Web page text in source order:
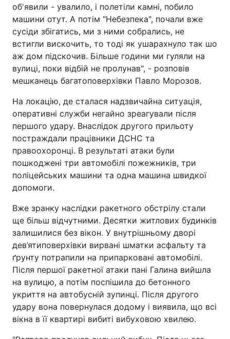
об'явили - увалило, і полетіли камні, побило
машини отут. А потім "Небезпека", почали вже
сусіди збігатись, ми з ними собрались, не
встигли вискочить, то тоді як ушарахнуло так шо
аж дом підскочив. Більше години ми гуляли на
вулиці, поки відбій не пролунав", - розповів
мешканець багатоповерхівки Павло Морозов.
На локацію, де сталася надзвичайна ситуація,
оперативні служби негайно зреагували після
першого удару. Внаслідок другого прильоту
постраждали працівники ДСНС та
правоохоронці. В результаті атаки були
пошкоджені три автомобілі пожежників, три
поліцейських машини та одна машина швидкої
допомоги.
Вже зранку наслідки ракетного обстрілу стали
ще більш відчутними. Десятки житлових будинків
залишилися без вікон. У внутрішньому дворі
дев’ятиповерхівки вирвані шматки асфальту та
ґрунту потрапили на припарковані автомобілі.
Після першої ракетної атаки пані Галина вийшла
на вулицю, а потім поспішила до бетонного
укриття на автобусній зупинці. Після другого
удару вона повернулася додому і виявила, що всі
вікна в її квартирі вибиті вибуховою хвилею.